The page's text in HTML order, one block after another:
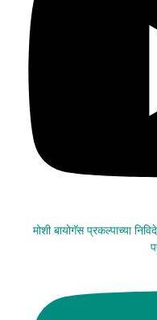
मोशी बायोगॅस प्रकल्पाच्या